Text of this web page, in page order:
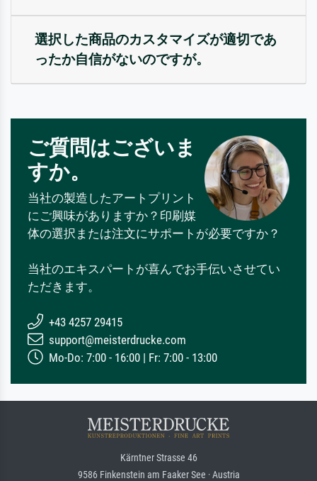
選択した商品のカスタマイズが適切であ
ったか自信がないのですが。
ご質問はございま
すか。
当社の製造したアートプリント
にご興味がありますか？印刷媒
体の選択または注文にサポートが必要ですか？
当社のエキスパートが喜んでお手伝いさせてい
ただきます。
+43 4257 29415
support@meisterdrucke.com
Mo-Do: 7:00 - 16:00 | Fr: 7:00 - 13:00
Kärntner Strasse 46
9586 Finkenstein am Faaker See · Austria